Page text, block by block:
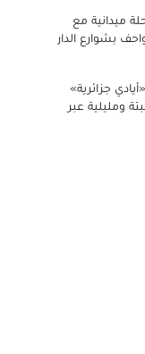
ميدانية مع
بشوارع الدار
جزائرية»
ومليلية عبر